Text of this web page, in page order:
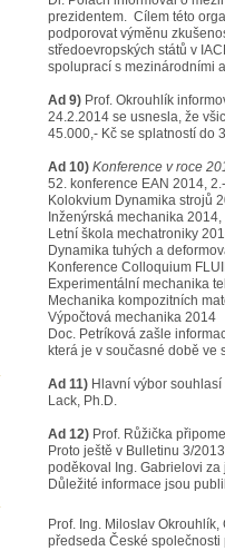
prezidentem. Cílem této
podporovat výměnu
středoevropských států v
spoluprací s mezinárodními
Ad 9) Prof. Okrouhlík
24.2.2014 se usnesla, že
45.000,- Kč se splatností do
Ad 10) Konference v roce
52. konference EAN 2014,
Kolokvium Dynamika strojů
Inženýrská mechanika
Letní škola mechatroniky
Dynamika tuhých a
Konference Colloquium
Experimentální mechanika
Mechanika kompozitních
Výpočtová mechanika 2014
Doc. Petríková zašle
která je v současné době ve
Ad 11) Hlavní výbor
Lack, Ph.D.
Ad 12) Prof. Růžička
Proto ještě v Bulletinu 3/
poděkoval Ing. Gabrielovi
Důležité informace jsou
Prof. Ing. Miloslav Okrouhlík,
předseda České společnosti